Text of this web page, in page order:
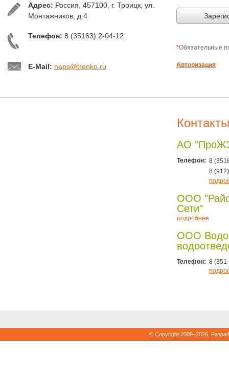
Адрес: Россия, 457100, г. Троицк, ул.
Монтажников, д.4
Телефон: 8 (35163) 2-04-12
E-Mail: naps@trenko.ru
*Обязательные
Авторизация
Контакты
АО
Телефон: 8
8
ООО
Сети"
подробнее
ООО
Телефон: 8
© Copyright 2009–2026.